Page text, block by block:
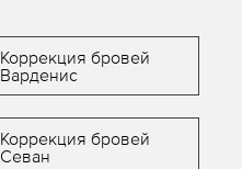
Коррекция бровей
Варденис
Коррекция бровей
Севан